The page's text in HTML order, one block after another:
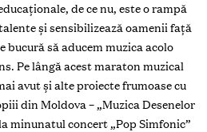
de ce nu, este o rampă
și sensibilizează oamenii față
bucură să aducem muzica acolo
Pe lângă acest maraton muzical
avut și alte proiecte frumoase cu
din Moldova – „Muzica Desenelor
minunatul concert „Pop Simfonic”